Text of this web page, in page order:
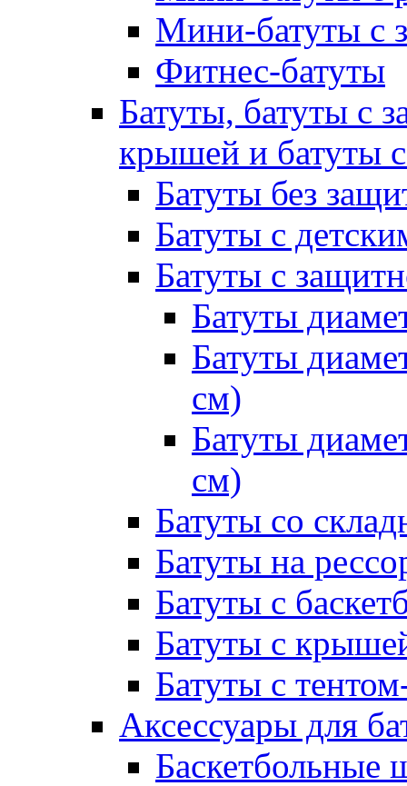
Мини-батуты с
Фитнес-батуты
Батуты, батуты с
крышей и батуты
Батуты без
Батуты с
Батуты с
Батуты
Батуты
см)
Батуты
см)
Батуты со
Батуты на
Батуты с
Батуты с
Батуты с
Аксессуары для
Баскетбольные